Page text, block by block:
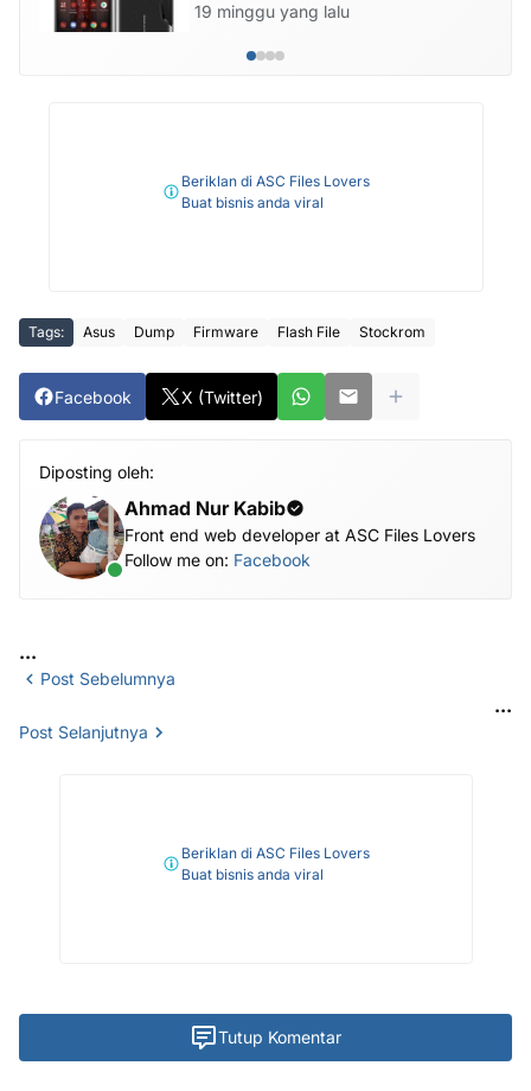
19 minggu yang lalu
Beriklan di ASC Files Lovers
Buat bisnis anda viral
Tags: Asus Dump Firmware Flash File Stockrom
Facebook X (Twitter)
Diposting oleh:
Ahmad Nur Kabib
Front end web developer at ASC Files Lovers
Follow me on: Facebook
...
Post Sebelumnya
...
Post Selanjutnya
Beriklan di ASC Files Lovers
Buat bisnis anda viral
Tutup Komentar